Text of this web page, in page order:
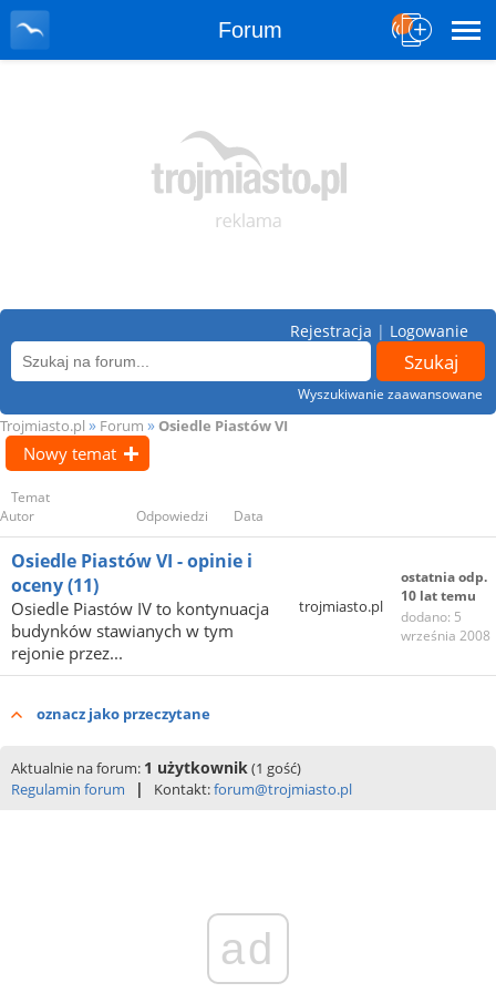
Forum
Wyszukiwanie zaawansowane
Rejestracja | Logowanie
Trojmiasto.pl » Forum » Osiedle Piastów VI
Nowy temat
Temat
Autor
Odpowiedzi Data
Osiedle Piastów VI - opinie i
oceny(11)
Osiedle Piastów IV to kontynuacja
budynków stawianych w tym
rejonie przez...
trojmiasto.pl
ostatnia odp.
10 lat temu
dodano: 5
września 2008
oznacz jako przeczytane
Aktualnie na forum: 1 użytkownik(1 gość)
Regulamin forum
| Kontakt:forum@trojmiasto.pl
ad